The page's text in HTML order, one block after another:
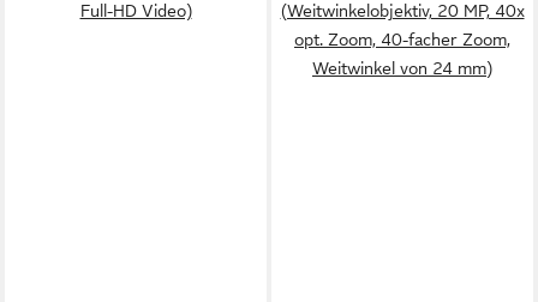
Full-HD Video)
(Weitwinkelobjektiv, 20 MP, 40x
opt. Zoom, 40-facher Zoom,
Weitwinkel von 24 mm)